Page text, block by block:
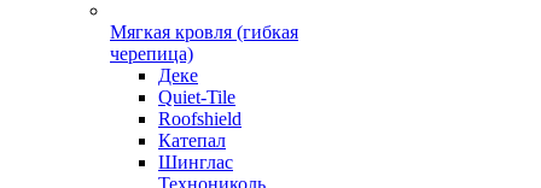
Мягкая кровля (гибкая
черепица)
Деке
Quiet-Tile
Roofshield
Катепал
Шинглас
Технониколь